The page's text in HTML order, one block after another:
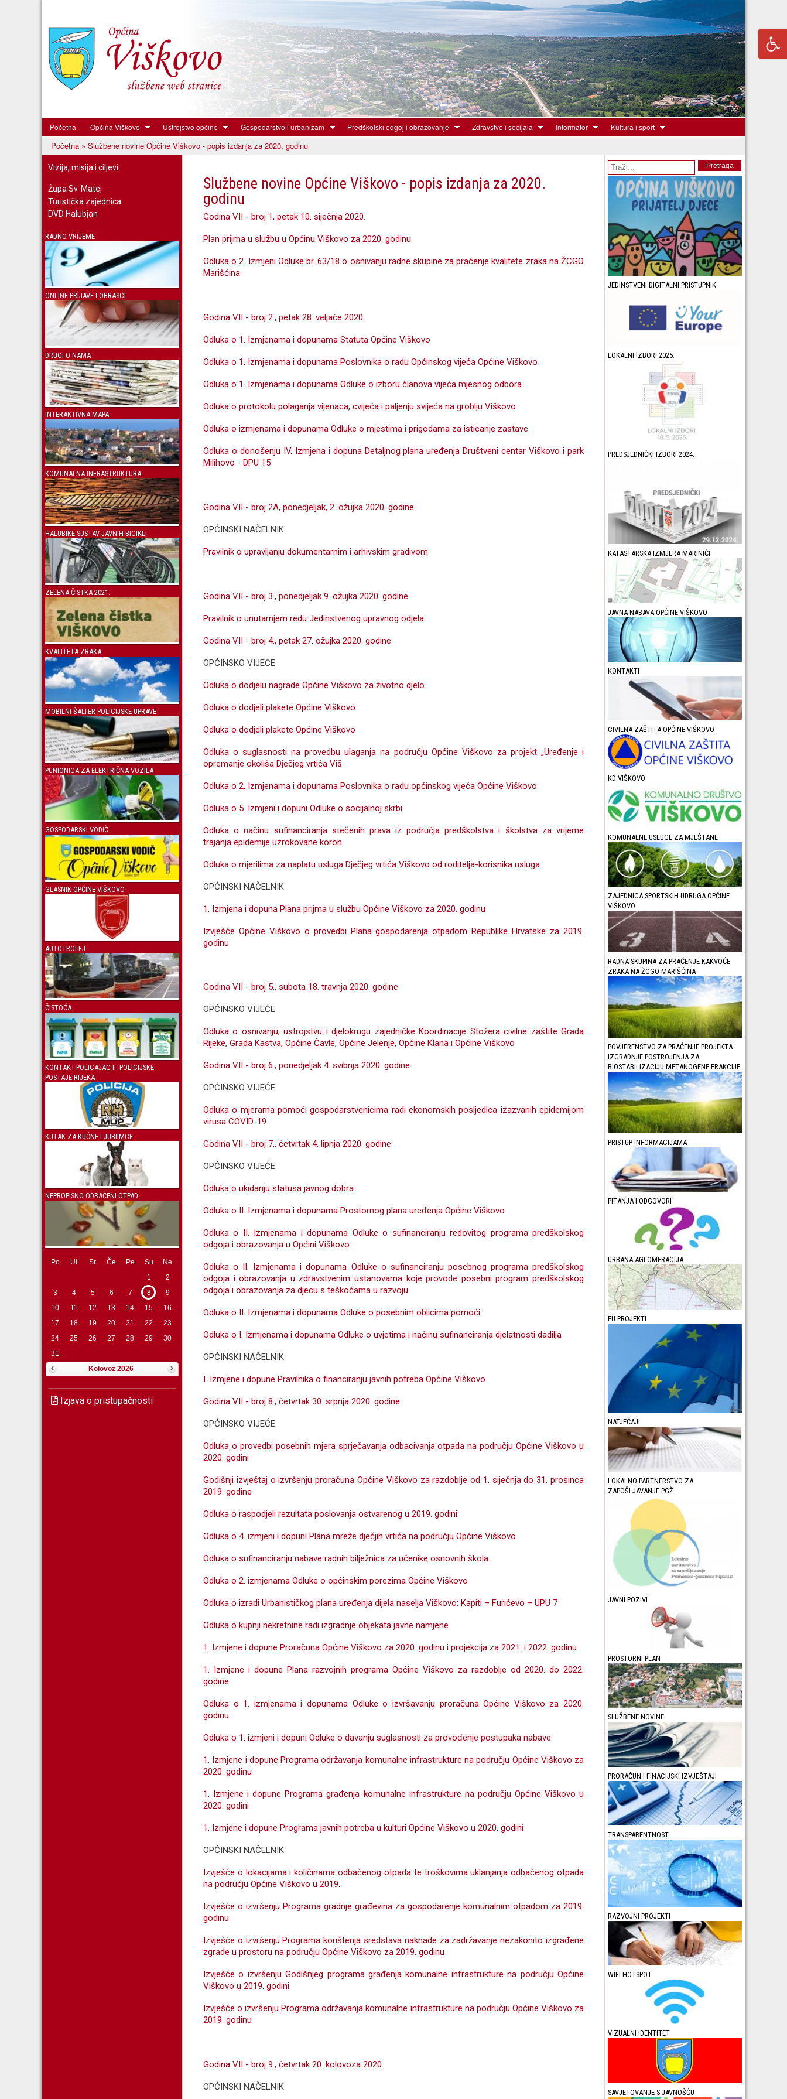
Skoči
glavni
sadržaj
Općina
Viškovo
Početna Općina Viškovo Ustrojstvo općine Gospodarstvo i urbanizam Predškolski odgoj i obrazovanje Zdravstvo i socijala Informator Kultura i sport
Vi ste ovdje
Početna » Službene novine Općine Viškovo - popis izdanja za 2020. godinu
Vizija, misija i ciljevi
Župa Sv. Matej
Turistička zajednica
DVD Halubjan
RADNO VRIJEME
ONLINE PRIJAVE I OBRASCI
DRUGI O NAMA
INTERAKTIVNA MAPA
KOMUNALNA INFRASTRUKTURA
HALUBIKE SUSTAV JAVNIH BICIKLI
ZELENA ČISTKA 2021.
KVALITETA ZRAKA
MOBILNI ŠALTER POLICIJSKE UPRAVE
PUNIONICA ZA ELEKTRIČNA VOZILA
GOSPODARSKI VODIČ
GLASNIK OPĆINE VIŠKOVO
AUTOTROLEJ
ČISTOĆA
KONTAKT-POLICAJAC II. POLICIJSKE
POSTAJE RIJEKA
KUTAK ZA KUĆNE LJUBIIMCE
NEPROPISNO ODBAČENI OTPAD
Po Ut Sr Če Pe Su
Ne
1
2
3
4 5 6 7 8
9
10
11 12 13 14 15
16
17
18 19 20 21 22
23
24
25 26 27 28 29
30
31
Kolovoz 2026
Izjava o pristupačnosti
Službene novine Općine Viškovo - popis izdanja za 2020.
godinu
Godina VII - broj 1, petak 10. siječnja 2020.
Plan prijma u službu u Općinu Viškovo za 2020. godinu
Odluka o 2. Izmjeni Odluke br. 63/18 o osnivanju radne skupine za praćenje kvalitete zraka na ŽCGO
Marišćina
Godina VII - broj 2., petak 28. veljače 2020.
Odluka o 1. Izmjenama i dopunama Statuta Općine Viškovo
Odluka o 1. Izmjenama i dopunama Poslovnika o radu Općinskog vijeća Općine Viškovo
Odluka o 1. Izmjenama i dopunama Odluke o izboru članova vijeća mjesnog odbora
Odluka o protokolu polaganja vijenaca, cvijeća i paljenju svijeća na groblju Viškovo
Odluka o izmjenama i dopunama Odluke o mjestima i prigodama za isticanje zastave
Odluka o donošenju IV. Izmjena i dopuna Detaljnog plana uređenja Društveni centar Viškovo i park
Milihovo - DPU 15
Godina VII - broj 2A, ponedjeljak, 2. ožujka 2020. godine
OPĆINSKI NAČELNIK
Pravilnik o upravljanju dokumentarnim i arhivskim gradivom
Godina VII - broj 3., ponedjeljak 9. ožujka 2020. godine
Pravilnik o unutarnjem redu Jedinstvenog upravnog odjela
Godina VII - broj 4., petak 27. ožujka 2020. godine
OPĆINSKO VIJEĆE
Odluka o dodjelu nagrade Općine Viškovo za životno djelo
Odluka o dodjeli plakete Općine Viškovo
Odluka o dodjeli plakete Općine Viškovo
Odluka o suglasnosti na provedbu ulaganja na području Općine Viškovo za projekt „Uređenje i
opremanje okoliša Dječjeg vrtića Viš
Odluka o 2. Izmjenama i dopunama Poslovnika o radu općinskog vijeća Općine Viškovo
Odluka o 5. Izmjeni i dopuni Odluke o socijalnoj skrbi
Odluka o načinu sufinanciranja stečenih prava iz područja predškolstva i školstva za vrijeme
trajanja epidemije uzrokovane koron
Odluka o mjerilima za naplatu usluga Dječjeg vrtića Viškovo od roditelja-korisnika usluga
OPĆINSKI NAČELNIK
1. Izmjena i dopuna Plana prijma u službu Općine Viškovo za 2020. godinu
Izvješće Općine Viškovo o provedbi Plana gospodarenja otpadom Republike Hrvatske za 2019.
godinu
Godina VII - broj 5., subota 18. travnja 2020. godine
OPĆINSKO VIJEĆE
Odluka o osnivanju, ustrojstvu i djelokrugu zajedničke Koordinacije Stožera civilne zaštite Grada
Rijeke, Grada Kastva, Općine Čavle, Općine Jelenje, Općine Klana i Općine Viškovo
Godina VII - broj 6., ponedjeljak 4. svibnja 2020. godine
OPĆINSKO VIJEĆE
Odluka o mjerama pomoći gospodarstvenicima radi ekonomskih posljedica izazvanih epidemijom
virusa COVID-19
Godina VII - broj 7., četvrtak 4. lipnja 2020. godine
OPĆINSKO VIJEĆE
Odluka o ukidanju statusa javnog dobra
Odluka o II. Izmjenama i dopunama Prostornog plana uređenja Općine Viškovo
Odluka o II. Izmjenama i dopunama Odluke o sufinanciranju redovitog programa predškolskog
odgoja i obrazovanja u Općini Viškovo
Odluka o II. Izmjenama i dopunama Odluke o sufinanciranju posebnog programa predškolskog
odgoja i obrazovanja u zdravstvenim ustanovama koje provode posebni program predškolskog
odgoja i obrazovanja za djecu s teškoćama u razvoju
Odluka o II. Izmjenama i dopunama Odluke o posebnim oblicima pomoći
Odluka o I. Izmjenama i dopunama Odluke o uvjetima i načinu sufinanciranja djelatnosti dadilja
OPĆINSKI NAČELNIK
I. Izmjene i dopune Pravilnika o financiranju javnih potreba Općine Viškovo
Godina VII - broj 8., četvrtak 30. srpnja 2020. godine
OPĆINSKO VIJEĆE
Odluka o provedbi posebnih mjera sprječavanja odbacivanja otpada na području Općine Viškovo u
2020. godini
Godišnji izvještaj o izvršenju proračuna Općine Viškovo za razdoblje od 1. siječnja do 31. prosinca
2019. godine
Odluka o raspodjeli rezultata poslovanja ostvarenog u 2019. godini
Odluka o 4. izmjeni i dopuni Plana mreže dječjih vrtića na području Općine Viškovo
Odluka o sufinanciranju nabave radnih bilježnica za učenike osnovnih škola
Odluka o 2. izmjenama Odluke o općinskim porezima Općine Viškovo
Odluka o izradi Urbanističkog plana uređenja dijela naselja Viškovo: Kapiti – Furićevo – UPU 7
Odluka o kupnji nekretnine radi izgradnje objekata javne namjene
1. Izmjene i dopune Proračuna Općine Viškovo za 2020. godinu i projekcija za 2021. i 2022. godinu
1. Izmjene i dopune Plana razvojnih programa Općine Viškovo za razdoblje od 2020. do 2022.
godine
Odluka o 1. izmjenama i dopunama Odluke o izvršavanju proračuna Općine Viškovo za 2020.
godinu
Odluka o 1. izmjeni i dopuni Odluke o davanju suglasnosti za provođenje postupaka nabave
1. Izmjene i dopune Programa održavanja komunalne infrastrukture na području Općine Viškovo za
2020. godinu
1. Izmjene i dopune Programa građenja komunalne infrastrukture na području Općine Viškovo u
2020. godini
1. Izmjene i dopune Programa javnih potreba u kulturi Općine Viškovo u 2020. godini
OPĆINSKI NAČELNIK
Izvješće o lokacijama i količinama odbačenog otpada te troškovima uklanjanja odbačenog otpada
na području Općine Viškovo u 2019.
Izvješće o izvršenju Programa gradnje građevina za gospodarenje komunalnim otpadom za 2019.
godinu
Izvješće o izvršenju Programa korištenja sredstava naknade za zadržavanje nezakonito izgrađene
zgrade u prostoru na području Općine Viškovo za 2019. godinu
Izvješće o izvršenju Godišnjeg programa građenja komunalne infrastrukture na području Općine
Viškovo u 2019. godini
Izvješće o izvršenju Programa održavanja komunalne infrastrukture na području Općine Viškovo za
2019. godinu
Godina VII - broj 9., četvrtak 20. kolovoza 2020.
OPĆINSKI NAČELNIK
Obrazac pretrage Pretraga
JEDINSTVENI DIGITALNI PRISTUPNIK
LOKALNI IZBORI 2025.
PREDSJEDNIČKI IZBORI 2024.
KATASTARSKA IZMJERA MARINIĆI
JAVNA NABAVA OPĆINE VIŠKOVO
KONTAKTI
CIVILNA ZAŠTITA OPĆINE VIŠKOVO
KD VIŠKOVO
KOMUNALNE USLUGE ZA MJEŠTANE
ZAJEDNICA SPORTSKIH UDRUGA OPĆINE
VIŠKOVO
RADNA SKUPINA ZA PRAĆENJE KAKVOĆE
ZRAKA NA ŽCGO MARIŠĆINA
POVJERENSTVO ZA PRAĆENJE PROJEKTA
IZGRADNJE POSTROJENJA ZA
BIOSTABILIZACIJU METANOGENE FRAKCIJE
PRISTUP INFORMACIJAMA
PITANJA I ODGOVORI
URBANA AGLOMERACIJA
EU PROJEKTI
NATJEČAJI
LOKALNO PARTNERSTVO ZA
ZAPOŠLJAVANJE PGŽ
JAVNI POZIVI
PROSTORNI PLAN
SLUŽBENE NOVINE
PRORAČUN I FINACIJSKI IZVJEŠTAJI
TRANSPARENTNOST
RAZVOJNI PROJEKTI
WIFI HOTSPOT
VIZUALNI IDENTITET
SAVJETOVANJE S JAVNOŠĆU